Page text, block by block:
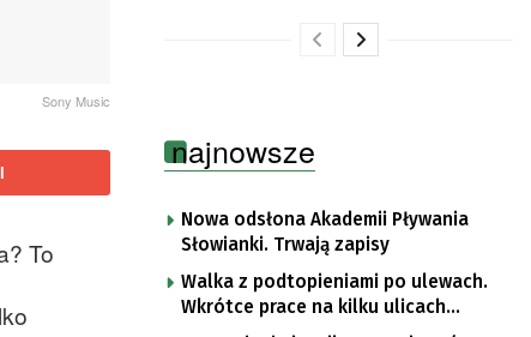
Sony Music
To
najnowsze
Nowa odsłona Akademii Pływania
Słowianki. Trwają zapisy
Walka z podtopieniami po ulewach.
Wkrótce prace na kilku ulicach
Gorzowa